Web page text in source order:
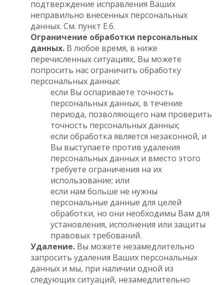
подтверждение исправления Ваших
неправильно внесенных персональных
данных. См. пункт E.6.
Ограничение обработки персональных
данных. В любое время, в ниже
перечисленных ситуациях, Вы можете
попросить нас ограничить обработку
персональных данных:
если Вы оспариваете точность
персональных данных, в течение
периода, позволяющего нам проверить
точность персональных данных;
если обработка является незаконной, и
Вы выступаете против удаления
персональных данных и вместо этого
требуете ограничения на их
использование; или
если нам больше не нужны
персональные данные для целей
обработки, но они необходимы Вам для
установления, исполнения или защиты
правовых требований.
Удаление. Вы можете незамедлительно
запросить удаления Ваших персональных
данных и мы, при наличии одной из
следующих ситуаций, незамедлительно